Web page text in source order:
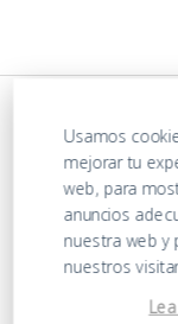
https://
Usamos
mejorar tu
web, para
anuncios
nuestra web y
nuestros